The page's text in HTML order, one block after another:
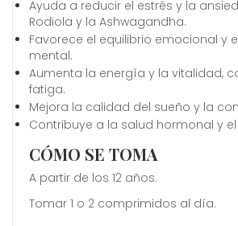
Ayuda a reducir el estrés y la
Rodiola y la Ashwagandha.
Favorece el equilibrio emocional y
mental.
Aumenta la energía y la vitalidad,
fatiga.
Mejora la calidad del sueño y la
Contribuye a la salud hormonal y
CÓMO SE TOMA
A partir de los 12 años.
Tomar 1 o 2 comprimidos al día.